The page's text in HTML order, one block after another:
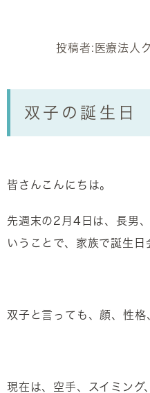
投稿者: 医療法人
双子の誕生日
皆さんこんにちは。
先週末の2月4日は、長男
いうことで、家族で誕生日
双子と言っても、顔、性格
現在は、空手、スイミング